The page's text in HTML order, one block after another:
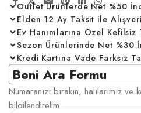
Outlet Ürünlerde Net %50
Elden 12 Ay Taksit ile
Ev Hanımlarına Özel Kefilsiz
Sezon Ürünlerinde Net %30
Kredi Kartına Vade Farksız
Beni Ara Formu
Numaranızı bırakın, halılarımız ve
bilgilendirelim.